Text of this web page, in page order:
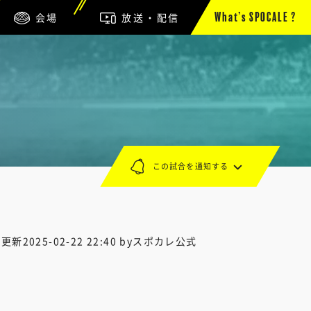
会場 放送・配信 What’s SPOCALE ?
新2025-02-22 22:40 byスポカレ公式
この試合を通知する